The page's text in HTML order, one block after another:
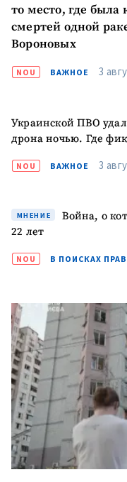
то место, где
смертей одной
Вороновых
NOU ВАЖНОЕ 3
Украинской ПВО
дрона ночью. Где
NOU ВАЖНОЕ 3
МНЕНИЕ
Война, о
22 лет
NOU В ПОИСКАХ
Фотография
+ Загрузить
изображение
+ Добавить
Текст
новости
КОНТАКТНЫЙ
+
Телефон
+ Личный
Я
с